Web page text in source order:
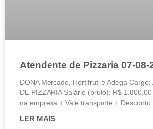
Atendente de Pizzaria 07-08-
DONA Mercado, Hortifruti e Adega Cargo:
DE PIZZARIA Salário (bruto): R$
na empresa + Vale transporte +
LER MAIS